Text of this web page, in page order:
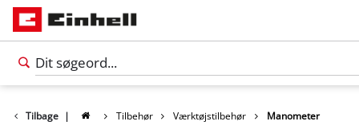
Tilbage | Tilbehør Værktøjstilbehør Manometer